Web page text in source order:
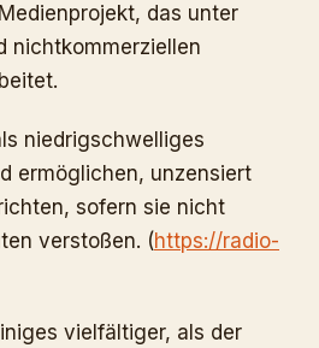
das unter
nichtkommerziellen
niedrigschwelliges
ermöglichen, unzensiert
sofern sie nicht
verstoßen. (https://radio-
vielfältiger, als der